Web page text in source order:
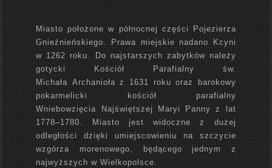
Miasto położone w północnej części Pojezierza
Gnieźnieńskiego. Prawa miejskie nadano Kcyni
w 1262 roku. Do najstarszych zabytków należy
gotycki Kościół Parafialny św.
Michała Archanioła z 1631 roku oraz barokowy
pokarmelicki kościół parafialny
Wniebowzięcia Najświętszej Maryi Panny z lat
1778–1780. Miasto jest widoczne z dużej
odległości dzięki umiejscowieniu na szczycie
wzgórza morenowego, będącego jednym z
najwyższych w Wielkopolsce.